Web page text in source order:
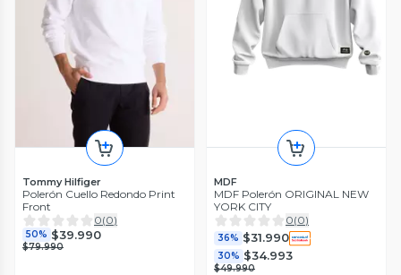
Tommy Hilfiger
Polerón Cuello Redondo Print
Front
0(0)
50% $39.990
$79.990
MDF
MDF Polerón ORIGINAL NEW
YORK CITY
0(0)
36% $31.990
30% $34.993
$49.990